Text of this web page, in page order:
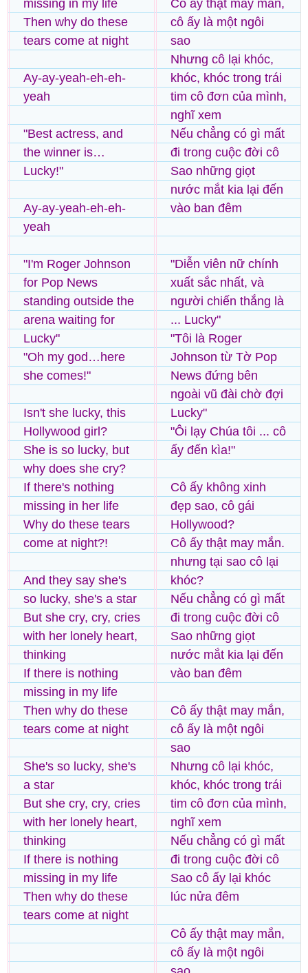
missing in my life
Then why do these
tears come at night
Ay-ay-yeah-eh-eh-
yeah
"Best actress, and
the winner is…
Lucky!"
Ay-ay-yeah-eh-eh-
yeah
"I'm Roger Johnson
for Pop News
standing outside the
arena waiting for
Lucky"
"Oh my god…here
she comes!"
Isn't she lucky, this
Hollywood girl?
She is so lucky, but
why does she cry?
If there's nothing
missing in her life
Why do these tears
come at night?!
And they say she's
so lucky, she's a star
But she cry, cry, cries
with her lonely heart,
thinking
If there is nothing
missing in my life
Then why do these
tears come at night
She's so lucky, she's
a star
But she cry, cry, cries
with her lonely heart,
thinking
If there is nothing
missing in my life
Then why do these
tears come at night
Cô ấy thật may mắn,
cô ấy là một ngôi
sao
Nhưng cô lại khóc,
khóc, khóc trong trái
tim cô đơn của mình,
nghĩ xem
Nếu chẳng có gì mất
đi trong cuộc đời cô
Sao những giọt
nước mắt kia lại đến
vào ban đêm
"Diễn viên nữ chính
xuất sắc nhất, và
người chiến thắng là
... Lucky"
"Tôi là Roger
Johnson từ Tờ Pop
News đứng bên
ngoài vũ đài chờ đợi
Lucky"
"Ôi lạy Chúa tôi ... cô
ấy đến kìa!"
Cô ấy không xinh
đẹp sao, cô gái
Hollywood?
Cô ấy thật may mắn.
nhưng tại sao cô lại
khóc?
Nếu chẳng có gì mất
đi trong cuộc đời cô
Sao những giọt
nước mắt kia lại đến
vào ban đêm
Cô ấy thật may mắn,
cô ấy là một ngôi
sao
Nhưng cô lại khóc,
khóc, khóc trong trái
tim cô đơn của mình,
nghĩ xem
Nếu chẳng có gì mất
đi trong cuộc đời cô
Sao cô ấy lại khóc
lúc nửa đêm
Cô ấy thật may mắn,
cô ấy là một ngôi